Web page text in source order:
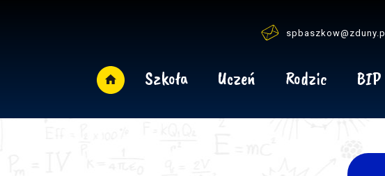
spbaszkow@zduny.pl
Szkoła Uczeń Rodzic BIP